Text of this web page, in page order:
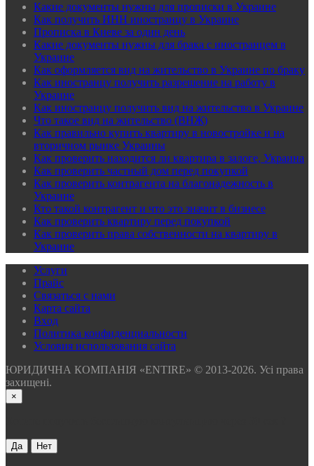
Какие документы нужны для прописки в Украине
Как получить ИНН иностранцу в Украине
Прописка в Киеве за один день
Какие документы нужны для брака с иностранцем в
Украине
Как оформляется вид на жительство в Украине по браку
Как иностранцу получить разрешение на работу в
Украине
Как иностранцу получить вид на жительство в Украине
Что такое вид на жительство (ВНЖ)
Как правильно купить квартиру в новостройке и на
вторичном рынке Украины
Как проверить находится ли квартира в залоге, Украина
Как проверить частный дом перед покупкой
Как проверить контрагента на благонадежность в
Украине
Кто такой контрагент и что это значит в бизнесе
Как проверить квартиру перед покупкой
Как проверить права собственности на квартиру в
Украине
Услуги
Прайс
Связаться с нами
Карта сайта
Вхoд
Политика конфиденциальности
Условия использования сайта
ЮРИДИЧНА КОМПАНІЯ «ENTIRE» © 2013-2026. Усі права
захищені.
×
Да Нет